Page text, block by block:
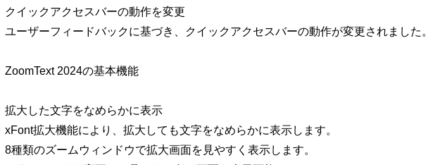
クイックアクセスバーの動作を変更
ユーザーフィードバックに基づき、クイックアクセスバーの動作が変更されました。
ZoomText 2024の基本機能
拡大した文字をなめらかに表示
xFont拡大機能により、拡大しても文字をなめらかに表示します。
8種類のズームウィンドウで拡大画面を見やすく表示します。